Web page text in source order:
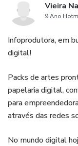
Vieira
9 Ano
Infoprodutora, em
digital!
Packs de artes
papelaria digital,
para
através das redes
No mundo digital